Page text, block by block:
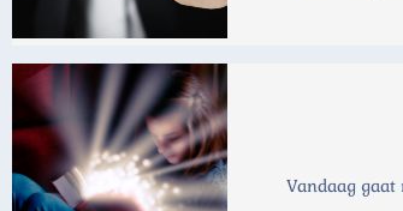
Vandaag